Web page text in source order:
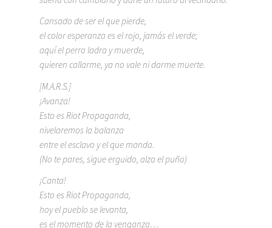
Cansado de ser el que pierde,
el color esperanza es el rojo, jamás el verde;
aquí el perro ladra y muerde,
quieren callarme, ya no vale ni darme muerte.
[M.A.R.S.]
¡Avanza!
Esto es Riot Propaganda,
nivelaremos la balanza
entre el esclavo y el que manda.
(No te pares, sigue erguido, alza el puño)
¡Canta!
Esto es Riot Propaganda,
hoy el pueblo se levanta,
es el momento de la venganza…